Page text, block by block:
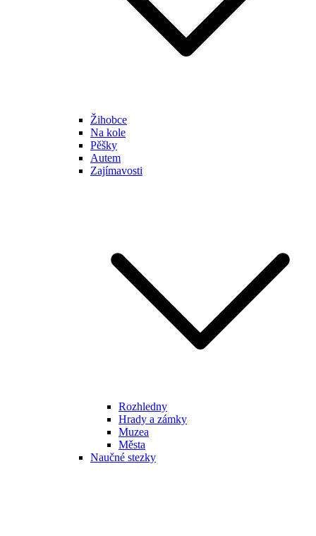
Žihobce
Na kole
Pěšky
Autem
Zajímavosti
Rozhledny
Hrady a zámky
Muzea
Města
Naučné stezky